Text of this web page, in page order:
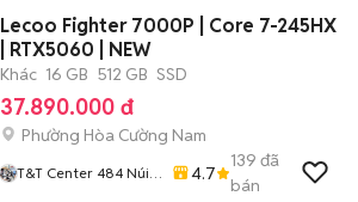
Lecoo Fighter 7000P | Core 7-245HX
| RTX5060 | NEW
Khác 16 GB 512 GB SSD
37.890.000 đ
Phường Hòa Cường Nam
T&T Center 484 Núi
4.7
139 đã
bán